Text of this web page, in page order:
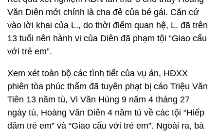
Văn Diên mới chính là cha đẻ của bé gái. Căn cứ
vào lời khai của L., do thời điểm quan hệ, L. đã trên
13 tuổi nên hành vi của Diên đã phạm tội “Giao cấu
với trẻ em”.
Xem xét toàn bộ các tình tiết của vụ án, HĐXX
phiên tòa phúc thẩm đã tuyên phạt bị cáo Triệu Văn
Tiên 13 năm tù, Vi Văn Hùng 9 năm 4 tháng 27
ngày tù, Hoàng Văn Diên 4 năm tù về các tội “Hiếp
dâm trẻ em” và “Giao cấu với trẻ em”. Ngoài ra, bà